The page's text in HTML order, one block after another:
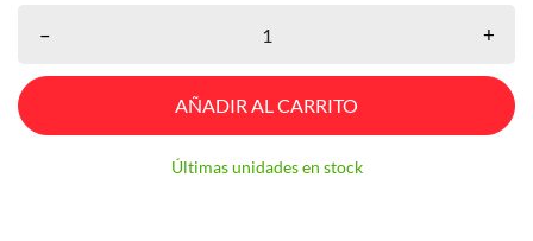
– +
AÑADIR AL CARRITO
Últimas unidades en stock